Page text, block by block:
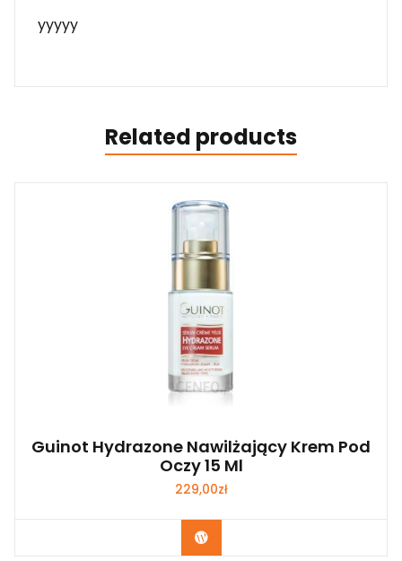
yyyyy
Related products
Guinot Hydrazone Nawilżający Krem Pod
Oczy 15 Ml
229,00zł
Zobacz